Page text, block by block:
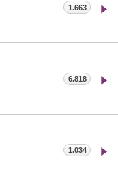
1.663
6.818
1.034